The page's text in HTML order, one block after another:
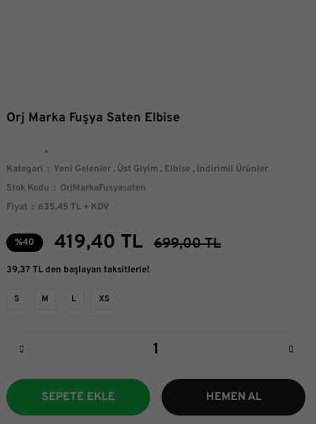
Orj Marka Fuşya Saten Elbise
Kategori Yeni Gelenler , Üst Giyim , Elbise , İndirimli Ürünler
Stok Kodu
OrjMarkaFusyasaten
Fiyat
635,45 TL + KDV
%40 419,40 TL 699,00 TL
39,37 TL den başlayan taksitlerle!
S M L XS
SEPETE EKLE HEMEN AL